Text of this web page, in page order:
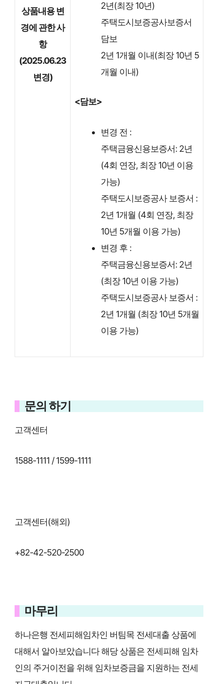
상품내용 변
경에 관한 사
항
(2025.06.23
변경)
2년(최장 10년)
주택도시보증공사보증서
담보
2년 1개월 이내(최장 10년 5
개월 이내)
<담보>
변경 전 :
주택금융신용보증서: 2년
(4회 연장, 최장 10년 이용
가능)
주택도시보증공사 보증서 :
2년 1개월 (4회 연장, 최장
10년 5개월 이용 가능)
변경 후 :
주택금융신용보증서: 2년
(최장 10년 이용 가능)
주택도시보증공사 보증서 :
2년 1개월 (최장 10년 5개월
이용 가능)
문의 하기
고객센터
1588-1111 / 1599-1111
고객센터(해외)
+82-42-520-2500
마무리
하나은행 전세피해임차인 버팀목 전세대출 상품에
대해서 알아보았습니다 해당 상품은 전세피해 임차
인의 주거이전을 위해 임차보증금을 지원하는 전세